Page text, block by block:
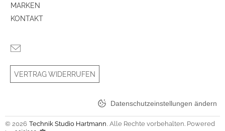
MARKEN
KONTAKT
VERTRAG WIDERRUFEN
Datenschutzeinstellungen ändern
© 2026 Technik Studio Hartmann . Alle Rechte vorbehalten. Powered